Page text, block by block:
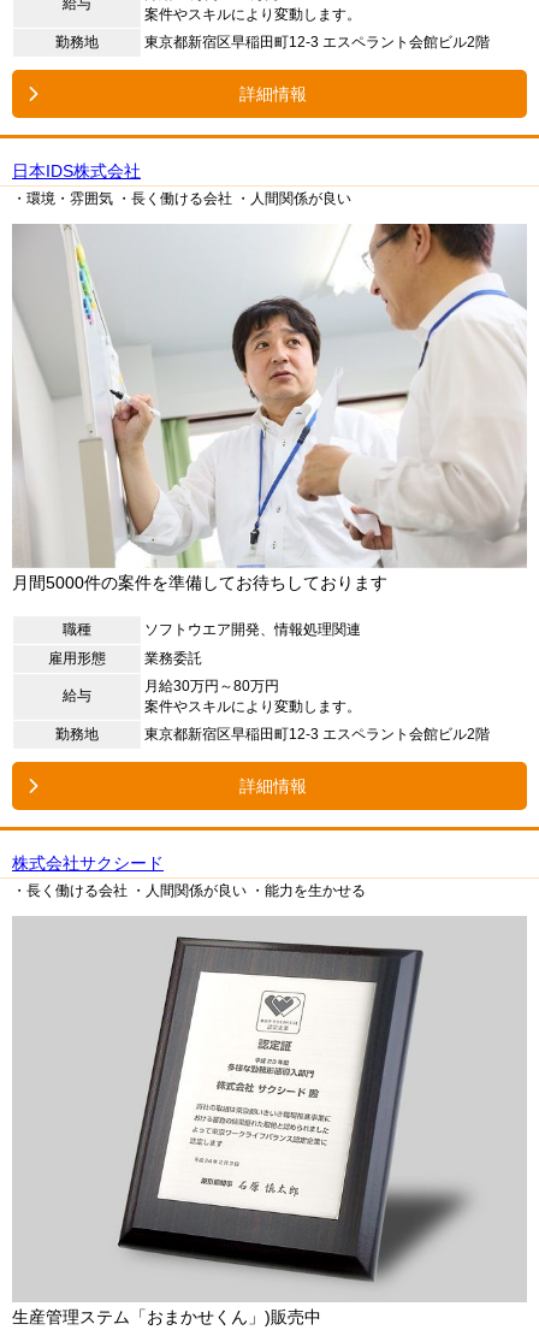
給与
案件やスキルにより変動します。
勤務地
東京都新宿区早稲田町12-3 エスペラント会館ビル2階
詳細情報
日本IDS株式会社
・環境・雰囲気 ・長く働ける会社 ・人間関係が良い
月間5000件の案件を準備してお待ちしております
職種
ソフトウエア開発、情報処理関連
雇用形態
業務委託
給与
月給30万円～80万円
案件やスキルにより変動します。
勤務地
東京都新宿区早稲田町12-3 エスペラント会館ビル2階
詳細情報
株式会社サクシード
・長く働ける会社 ・人間関係が良い ・能力を生かせる
生産管理ステム「おまかせくん」)販売中